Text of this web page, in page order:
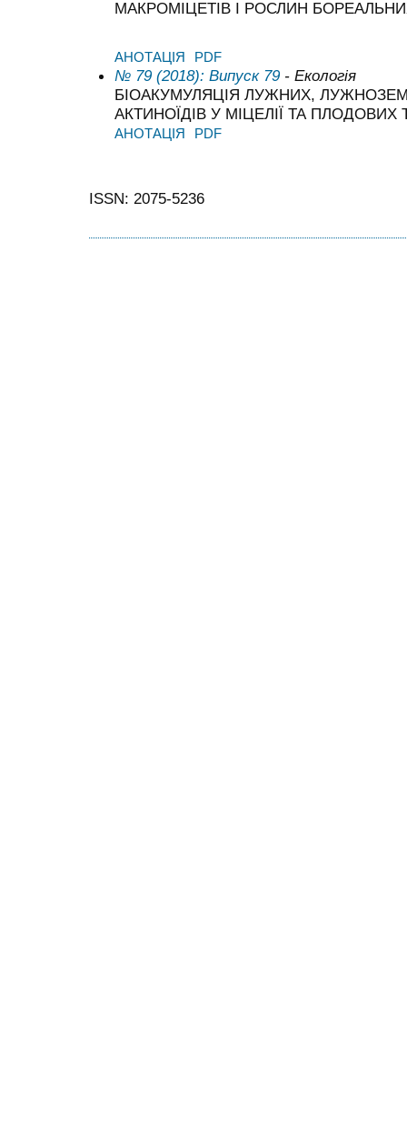
МАКРОМІЦЕТІВ І РОСЛИН
АНОТАЦІЯ PDF
№ 79 (2018): Випуск 79 - Екологія
БІОАКУМУЛЯЦІЯ ЛУЖНИХ,
АКТИНОЇДІВ У МІЦЕЛІЇ ТА ПЛОДОВИХ
АНОТАЦІЯ PDF
ISSN: 2075-5236